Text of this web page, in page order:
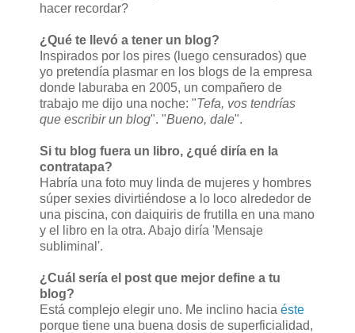
hacer recordar?
¿Qué te llevó a tener un blog?
Inspirados por los pires (luego censurados) que
yo pretendía plasmar en los blogs de la empresa
donde laburaba en 2005, un compañero de
trabajo me dijo una noche: "Tefa, vos tendrías
que escribir un blog". "Bueno, dale".
Si tu blog fuera un libro, ¿qué diría en la
contratapa?
Habría una foto muy linda de mujeres y hombres
súper sexies divirtiéndose a lo loco alrededor de
una piscina, con daiquiris de frutilla en una mano
y el libro en la otra. Abajo diría 'Mensaje
subliminal'.
¿Cuál sería el post que mejor define a tu
blog?
Está complejo elegir uno. Me inclino hacia éste
porque tiene una buena dosis de superficialidad,